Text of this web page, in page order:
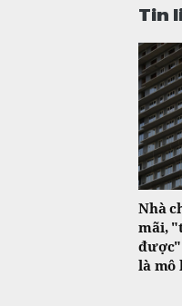
Tin
Nhà
mãi,
được"
là mô